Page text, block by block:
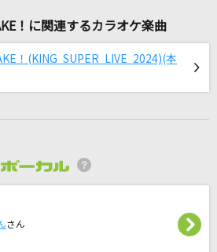
ん
！に関連するカラオケ楽曲
！(KING SUPER LIVE 2024)(本
さん